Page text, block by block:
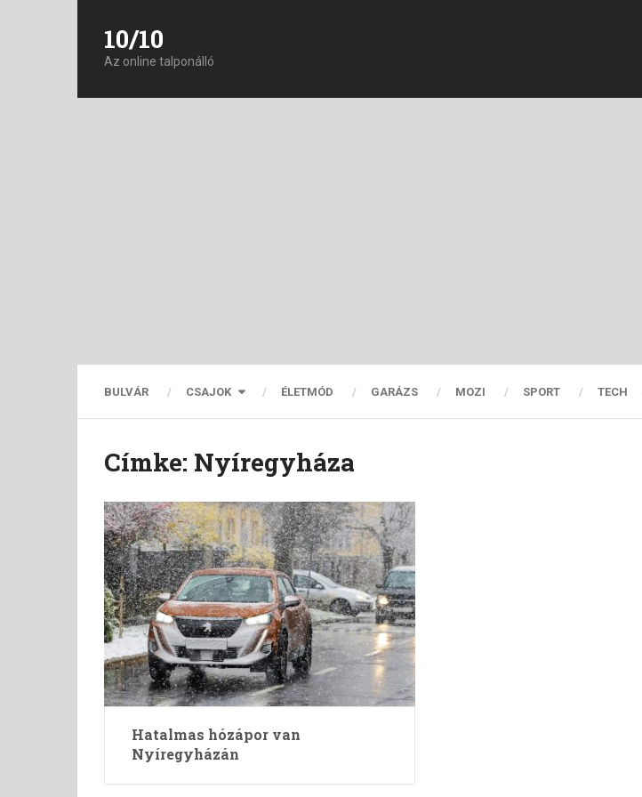
10/10
Az online talponálló
BULVÁR CSAJOK ÉLETMÓD GARÁZS MOZI SPORT TECH
Címke: Nyíregyháza
Hatalmas hózápor van
Nyíregyházán